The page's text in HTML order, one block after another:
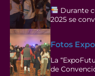
Durante
2025 se
Fotos
La
de